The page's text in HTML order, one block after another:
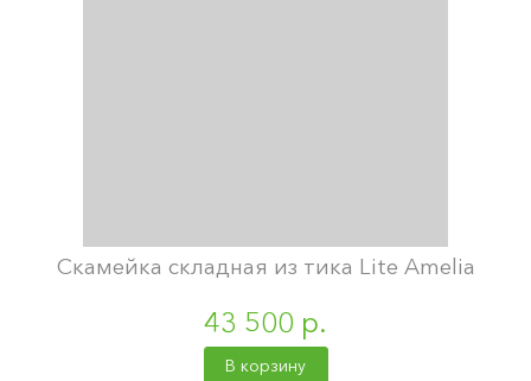
Скамейка складная из тика Lite Amelia
43 500 р.
В корзину